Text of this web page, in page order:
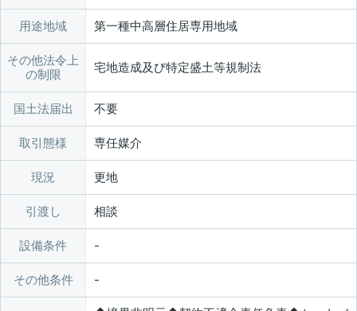
用途地域 第一種中高層住居専用地域
その他法令上
の制限
宅地造成及び特定盛土等規制法
国土法届出 不要
取引態様 専任媒介
現況 更地
引渡し 相談
設備条件
その他条件